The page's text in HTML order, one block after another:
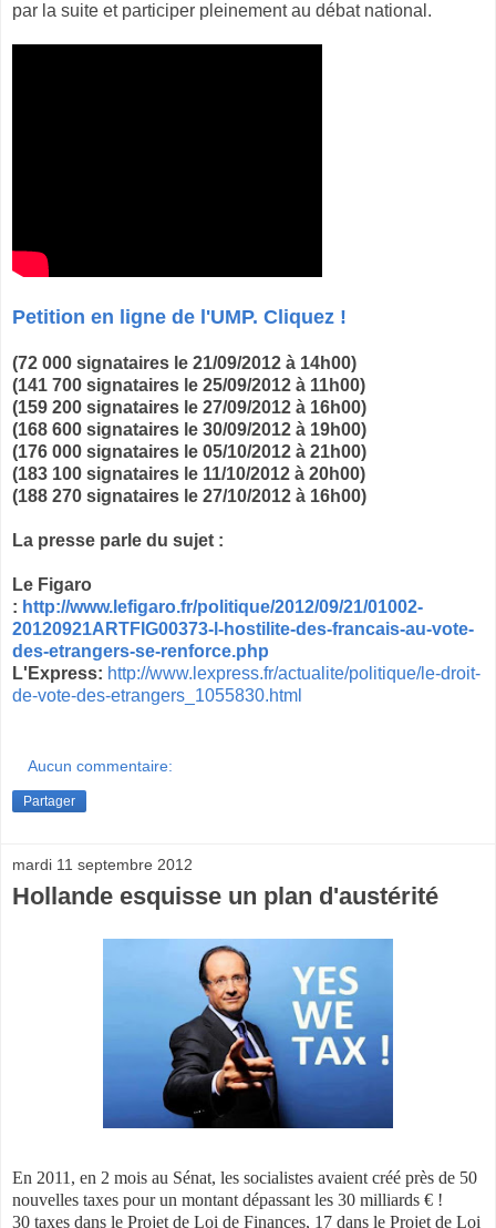
par la suite et participer pleinement au débat national.
Petition en ligne de l'UMP. Cliquez !
(72 000 signataires le 21/09/2012 à 14h00)
(141 700 signataires le 25/09/2012 à 11h00)
(159 200 signataires le 27/09/2012 à 16h00)
(168 600 signataires le 30/09/2012 à 19h00)
(176 000 signataires le 05/10/2012 à 21h00)
(183 100 signataires le 11/10/2012 à 20h00)
(188 270 signataires le 27/10/2012 à 16h00)
La presse parle du sujet :
Le Figaro
: http://www.lefigaro.fr/politique/2012/09/21/01002-
20120921ARTFIG00373-l-hostilite-des-francais-au-vote-
des-etrangers-se-renforce.php
L'Express: http://www.lexpress.fr/actualite/politique/le-droit-
de-vote-des-etrangers_1055830.html
Aucun commentaire:
Partager
mardi 11 septembre 2012
Hollande esquisse un plan d'austérité
En 2011, en 2 mois au Sénat, les socialistes avaient créé près de 50
nouvelles taxes pour un montant dépassant les 30 milliards € !
30 taxes dans le Projet de Loi de Finances, 17 dans le Projet de Loi